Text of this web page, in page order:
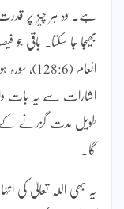
ہے۔ وہ ہر چیز پر
بھیجا جا سکتا۔ باقی جو
اشارات سے یہ بات
طویل مدت گزرنے کے
گا۔
یہ بھی اللہ تعالیٰ کی